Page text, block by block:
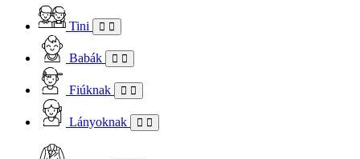
Tini
Babák
Fiúknak
Lányoknak